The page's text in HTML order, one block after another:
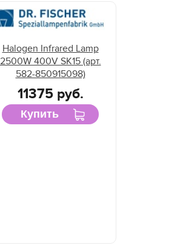
Halogen Infrared Lamp
2500W 400V SK15 (арт.
582-850915098)
11375 руб.
Купить